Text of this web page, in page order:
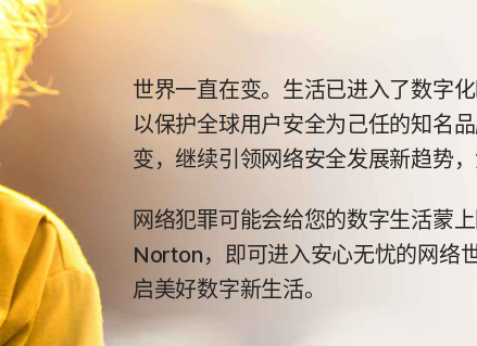
世界一直在变。生活已进入了数字
以保护全球用户安全为己任的知名
变，继续引领网络安全发展新趋势，
网络犯罪可能会给您的数字生活蒙
Norton，即可进入安心无忧的网络
启美好数字新生活。